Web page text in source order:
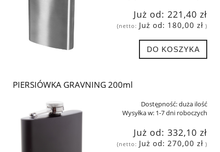
Już od: 221,40 zł
(netto: Już od: 180,00 zł )
DO KOSZYKA
PIERSIÓWKA GRAVNING 200ml
Dostępność:duża ilość
Wysyłka w: 1-7 dni roboczych
Już od: 332,10 zł
(netto: Już od: 270,00 zł )